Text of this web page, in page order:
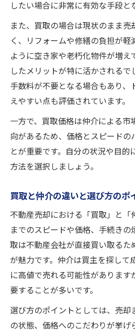
したい場合に非常に有効な手段と
また、買取の場合は現状のまま売
く、リフォームや修繕の負担が軽
ように空き家や老朽化物件が増え
したメリットが特に活かされるで
手数料が不要となる場合もあり、
えやすい点も評価されています。
一方で、買取価格は仲介による市
向があるため、価格とスピードの
とが重要です。自分の状況や目的
方法を選択しましょう。
買取と仲介の違いと選び方のポ
不動産売却における「買取」と「
までのスピードや価格、手続きの
取は不動産会社が直接買い取るた
が魅力です。仲介は買主を探して
に高値で売れる可能性があります
要することが多いです。
選び方のポイントとしては、売却
の状態、価格へのこだわりが挙げ